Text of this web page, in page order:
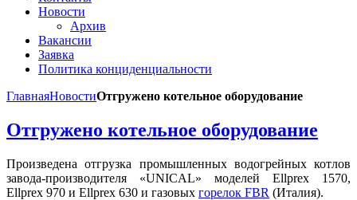
Новости
Архив
Вакансии
Заявка
Политика конциденциальности
ГлавнаяНовостиОтгружено котельное оборудование
Отгружено котельное оборудование
Произведена отгрузка промышленных водогрейных котлов
завода-производителя «UNICAL» моделей Ellprex 1570,
Ellprex 970 и Ellprex 630 и газовых горелок FBR (Италия).